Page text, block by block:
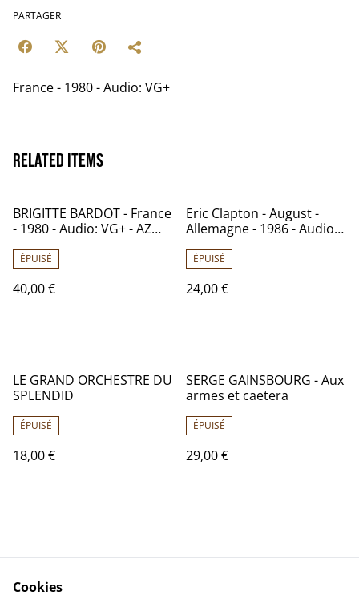
PARTAGER
France - 1980 - Audio: VG+
Related items
BRIGITTE BARDOT - France
- 1980 - Audio: VG+ - AZ
ÉPUISÉ
40,00 €
Eric Clapton - August -
Allemagne - 1986 - Audio:
476
ÉPUISÉ
24,00 €
LE GRAND ORCHESTRE DU
SPLENDID
ÉPUISÉ
18,00 €
SERGE GAINSBOURG - Aux
armes et caetera
ÉPUISÉ
29,00 €
Cookies